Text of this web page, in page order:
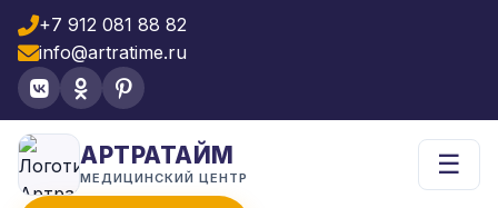
+7 912 081 88 82
info@artratime.ru
АРТРАТАЙМ
МЕДИЦИНСКИЙ ЦЕНТР ☰